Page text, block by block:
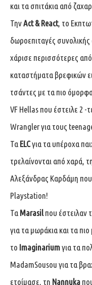
και τα σπιτάκια από
ΤηνAct & React, το
δωροεπιταγές συνολικής
χάρισε περισσότερες
καταστήματα βρεφικών
τσάντες με τα πιο
VF Hellas που έστειλε 2 -
Wrangler για τους
Τα ΕLCγια τα υπέροχα
τρελαίνονται από χαρά,
Αλεξάνδρας Καρδάμη που
Playstation!
Τα Marasilπου έστειλαν
για τα μωράκια και τα
το Imaginariumγια τα
MadamSousou για τα
ετοίμασε, τη Nannuka